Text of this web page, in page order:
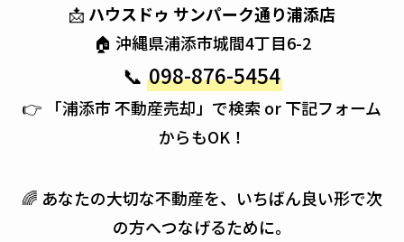
📩 ハウスドゥ サンパーク通り浦添店
🏠 沖縄県浦添市城間4丁目6-2
📞 098-876-5454
👉 「浦添市 不動産売却」で検索 or 下記フォーム
からもOK！
🌈 あなたの大切な不動産を、いちばん良い形で次
の方へつなげるために。